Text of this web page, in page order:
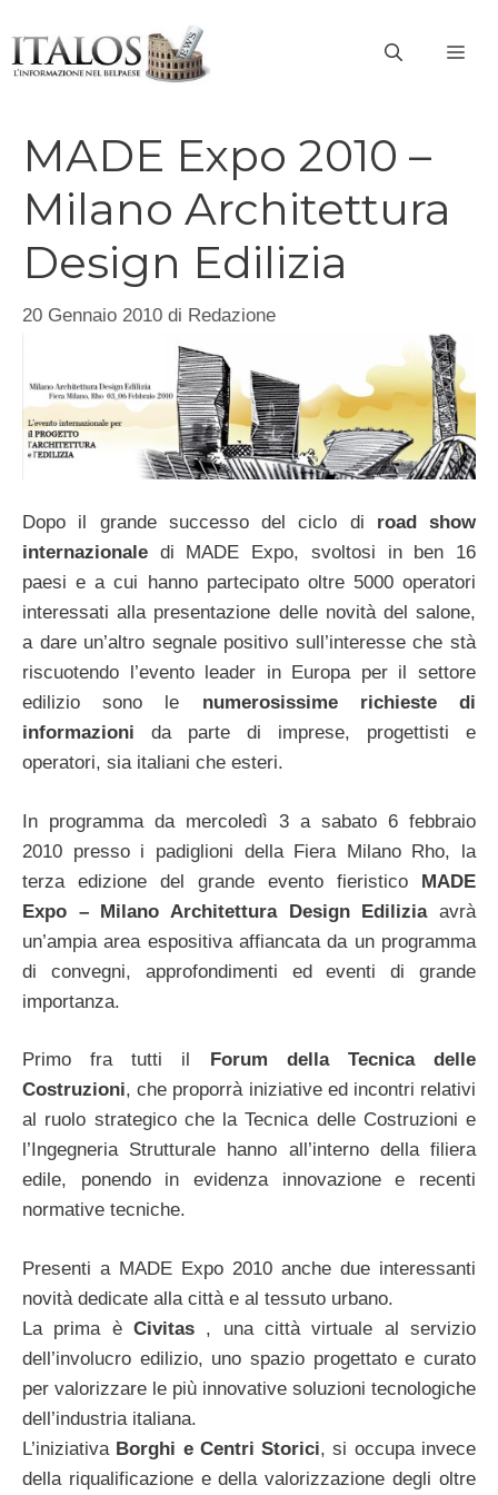
al
contenuto
MADE Expo 2010 –
Milano Architettura
Design Edilizia
20 Gennaio 2010 di Redazione
Dopo il grande successo del ciclo di road show
internazionale di MADE Expo, svoltosi in ben 16
paesi e a cui hanno partecipato oltre 5000 operatori
interessati alla presentazione delle novità del salone,
a dare un’altro segnale positivo sull’interesse che stà
riscuotendo l’evento leader in Europa per il settore
edilizio sono le numerosissime richieste di
informazioni da parte di imprese, progettisti e
operatori, sia italiani che esteri.
In programma da mercoledì 3 a sabato 6 febbraio
2010 presso i padiglioni della Fiera Milano Rho, la
terza edizione del grande evento fieristico MADE
Expo – Milano Architettura Design Ediliziaavrà
un’ampia area espositiva affiancata da un programma
di convegni, approfondimenti ed eventi di grande
importanza.
Primo fra tutti il
Forum della Tecnica delle
Costruzioni, che proporrà iniziative ed incontri relativi
al ruolo strategico che la Tecnica delle Costruzioni e
l’Ingegneria Strutturale hanno all’interno della filiera
edile, ponendo in evidenza innovazione e recenti
normative tecniche.
Presenti a MADE Expo 2010 anche due interessanti
novità dedicate alla città e al tessuto urbano.
La prima è Civitas , una città virtuale al servizio
dell’involucro edilizio, uno spazio progettato e curato
per valorizzare le più innovative soluzioni tecnologiche
dell’industria italiana.
L’iniziativa Borghi e Centri Storici, si occupa invece
della riqualificazione e della valorizzazione degli oltre